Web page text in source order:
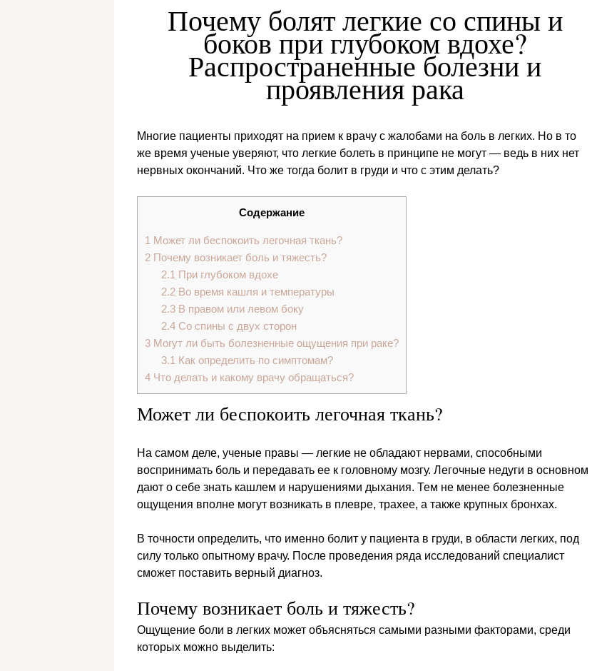
Почему болят легкие со спины и
боков при глубоком вдохе?
Распространенные болезни и
проявления рака
Многие пациенты приходят на прием к врачу с жалобами на боль в легких. Но в то
же время ученые уверяют, что легкие болеть в принципе не могут — ведь в них нет
нервных окончаний. Что же тогда болит в груди и что с этим делать?
Содержание
1 Может ли беспокоить легочная ткань?
2 Почему возникает боль и тяжесть?
2.1 При глубоком вдохе
2.2Во время кашля и температуры
2.3В правом или левом боку
2.4Со спины с двух сторон
3 Могут ли быть болезненные ощущения при раке?
3.1 Как определить по симптомам?
4 Что делать и какому врачу обращаться?
Может ли беспокоить легочная ткань?
На самом деле, ученые правы — легкие не обладают нервами, способными
воспринимать боль и передавать ее к головному мозгу. Легочные недуги в основном
дают о себе знать кашлем и нарушениями дыхания. Тем не менее болезненные
ощущения вполне могут возникать в плевре, трахее, а также крупных бронхах.
В точности определить, что именно болит у пациента в груди, в области легких, под
силу только опытному врачу. После проведения ряда исследований специалист
сможет поставить верный диагноз.
Почему возникает боль и тяжесть?
Ощущение боли в легких может объясняться самыми разными факторами, среди
которых можно выделить: